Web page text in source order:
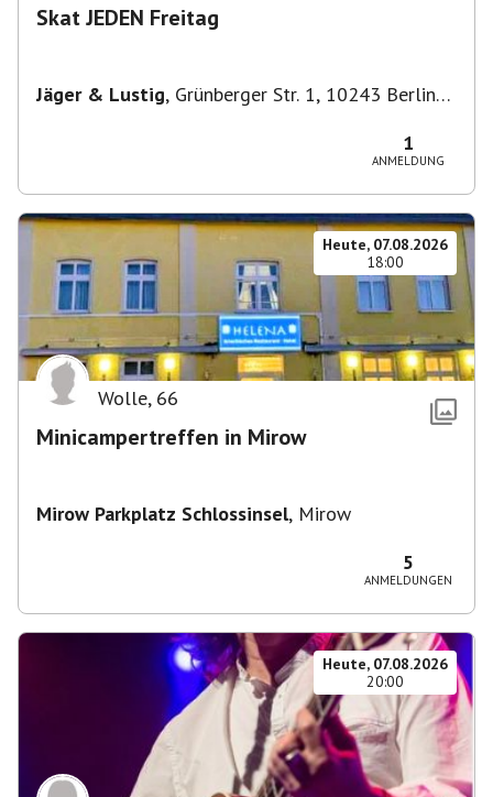
Skat JEDEN Freitag
Jäger & Lustig, Grünberger Str. 1, 10243 Berlin-
1
ANMELDUNG
Heute, 07.08.2026
18:00
Wolle, 66
Minicampertreffen in Mirow
Mirow Parkplatz Schlossinsel, Mirow
5
ANMELDUNGEN
Heute, 07.08.2026
20:00